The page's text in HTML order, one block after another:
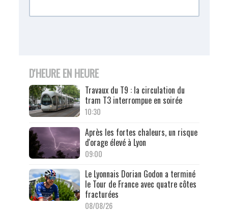
D'HEURE EN HEURE
Travaux du T9 : la circulation du
tram T3 interrompue en soirée
10:30
Après les fortes chaleurs, un risque
d'orage élevé à Lyon
09:00
Le Lyonnais Dorian Godon a terminé
le Tour de France avec quatre côtes
fracturées
08/08/26